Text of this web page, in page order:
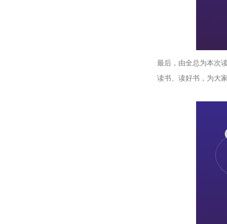
最后，由全总为本次
读书、读好书，为大